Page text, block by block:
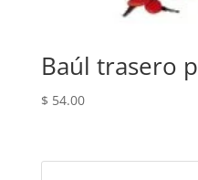
Baúl trasero
$ 54.00